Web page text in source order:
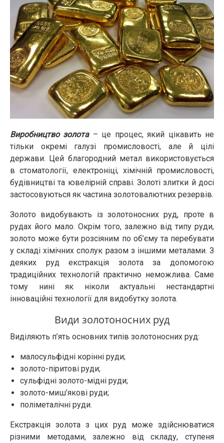
Виробництво золота– це процес, який цікавить не
тільки окремі галузі промисловості, але й цілі
держави. Цей благородний метал використовується
в стоматології, електроніці, хімічній промисловості,
будівництві та ювелірній справі. Золоті злитки й досі
застосовуються як частина золотовалютних резервів.
Золото видобувають із золотоносних руд, проте в
рудах його мало. Окрім того, залежно від типу руди,
золото може бути розсіяним по об’єму та перебувати
у складі хімічних сполук разом з іншими металами. З
деяких руд екстракція золота за допомогою
традиційних технологій практично неможлива. Саме
тому нині як ніколи актуальні нестандартні
інноваційні технології для видобутку золота.
Види золотоносних руд
Виділяють п’ять основних типів золотоносних руд:
малосульфідні корінні руди;
золото-піритові руди;
сульфідні золото-мідні руди;
золото-миш’якові руди;
поліметалічні руди.
Екстракція золота з цих руд може здійснюватися
різними методами, залежно від складу, ступеня